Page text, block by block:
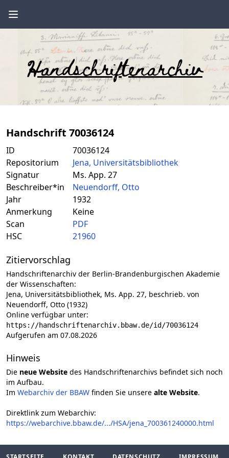
Handschriftenarchiv
Handschrift 70036124
ID
70036124
Repositorium
Jena, Universitätsbibliothek
Signatur
Ms. App. 27
Beschreiber*in
Neuendorff, Otto
Jahr
1932
Anmerkung
Keine
Scan
PDF
HSC
21960
Zitiervorschlag
Handschriftenarchiv der Berlin-Brandenburgischen Akademie
der Wissenschaften:
Jena, Universitätsbibliothek, Ms. App. 27, beschrieb. von
Neuendorff, Otto (1932)
Online verfügbar unter:
https://handschriftenarchiv.bbaw.de/id/70036124
Aufgerufen am 07.08.2026
Hinweis
Die neue Website des Handschriftenarchivs befindet sich noch
im Aufbau.
Im Webarchiv der BBAW finden Sie unsere alte Website.
Direktlink zum Webarchiv:
https://webarchive.bbaw.de/.../HSA/jena_700361240000.html